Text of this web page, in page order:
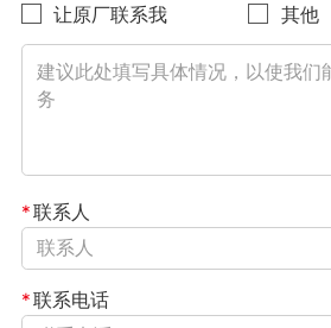
让原厂联系我
其他
*联系人
*联系电话